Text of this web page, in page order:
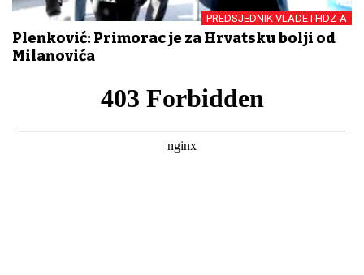
PREDSJEDNIK VLADE I HDZ-A
Plenković: Primorac je za Hrvatsku bolji od
Milanovića